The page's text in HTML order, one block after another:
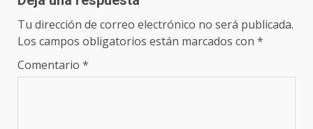
Tu dirección de correo electrónico no será publicada.
Los campos obligatorios están marcados con *
Comentario *